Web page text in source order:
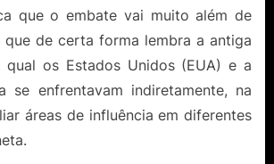
que o embate vai muito além de
que de certa forma lembra a antiga
qual os Estados Unidos (EUA) e a
se enfrentavam indiretamente, na
áreas de influência em diferentes